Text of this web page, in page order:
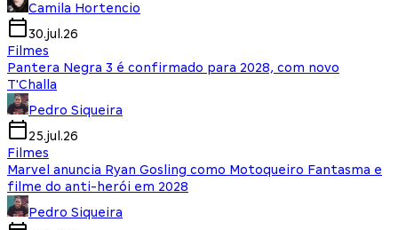
Camila Hortencio
30.jul.26
Filmes
Pantera Negra 3 é confirmado para 2028, com novo
T'Challa
Pedro Siqueira
25.jul.26
Filmes
Marvel anuncia Ryan Gosling como Motoqueiro Fantasma e
filme do anti-herói em 2028
Pedro Siqueira